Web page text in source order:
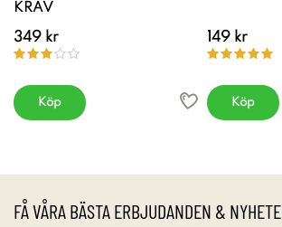
KRAV
349 kr
Köp
149 kr
Köp
FÅ VÅRA BÄSTA ERBJUDANDEN &